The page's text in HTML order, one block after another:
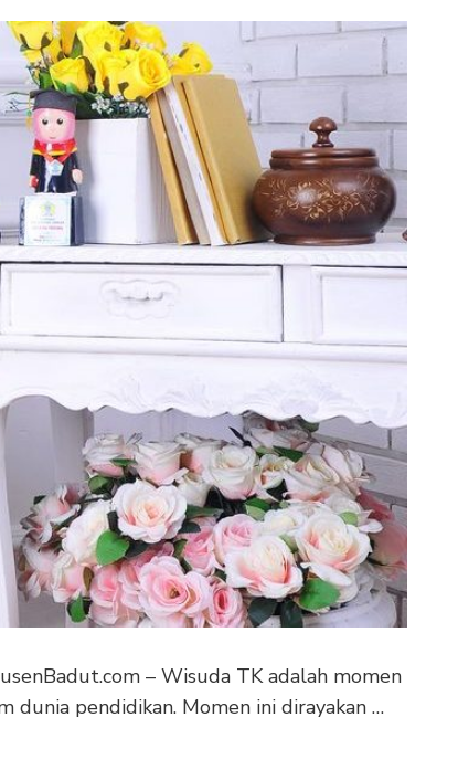
– Wisuda TK adalah momen
dunia pendidikan. Momen ini dirayakan …